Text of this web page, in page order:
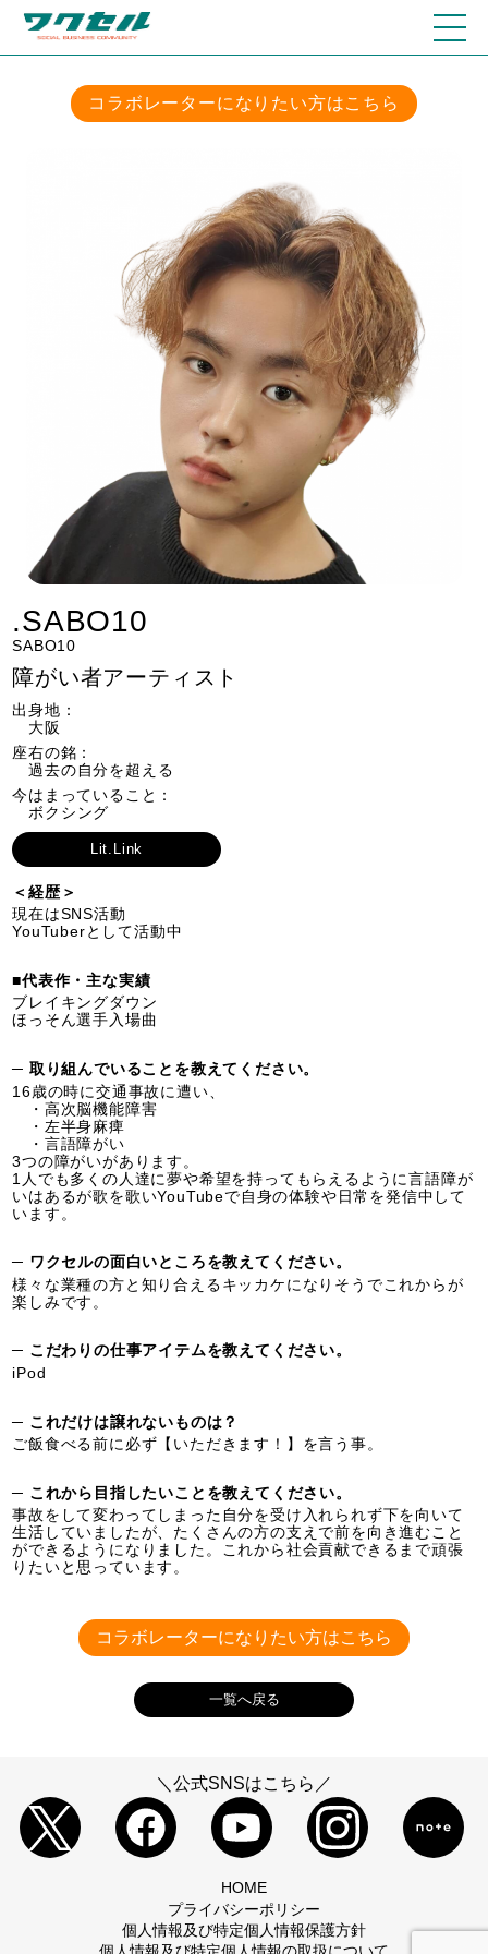
コラボレーターになりたい方はこちら
.SABO10
SABO10
障がい者アーティスト
出身地：
大阪
座右の銘：
過去の自分を超える
今はまっていること：
ボクシング
Lit.Link
＜経歴＞
現在はSNS活動
YouTuberとして活動中
■代表作・主な実績
ブレイキングダウン
ほっそん選手入場曲
─ 取り組んでいることを教えてください。
16歳の時に交通事故に遭い、
・高次脳機能障害
・左半身麻痺
・言語障がい
3つの障がいがあります。
1人でも多くの人達に夢や希望を持ってもらえるように言語障が
いはあるが歌を歌いYouTubeで自身の体験や日常を発信中して
います。
─ ワクセルの面白いところを教えてください。
様々な業種の方と知り合えるキッカケになりそうでこれからが
楽しみです。
─ こだわりの仕事アイテムを教えてください。
iPod
─ これだけは譲れないものは？
ご飯食べる前に必ず【いただきます！】を言う事。
─ これから目指したいことを教えてください。
事故をして変わってしまった自分を受け入れられず下を向いて
生活していましたが、たくさんの方の支えで前を向き進むこと
ができるようになりました。これから社会貢献できるまで頑張
りたいと思っています。
コラボレーターになりたい方はこちら
一覧へ戻る
＼公式SNSはこちら／
HOME
プライバシーポリシー
個人情報及び特定個人情報保護方針